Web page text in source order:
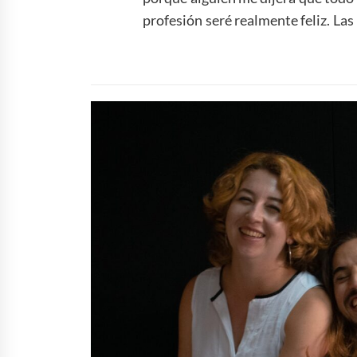
profesión seré realmente feliz.